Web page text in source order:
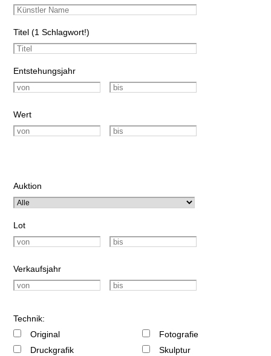
Titel (1 Schlagwort!)
Entstehungsjahr
Wert
Auktion
Lot
Verkaufsjahr
Technik:
Original
Druckgrafik
Fotografie
Skulptur